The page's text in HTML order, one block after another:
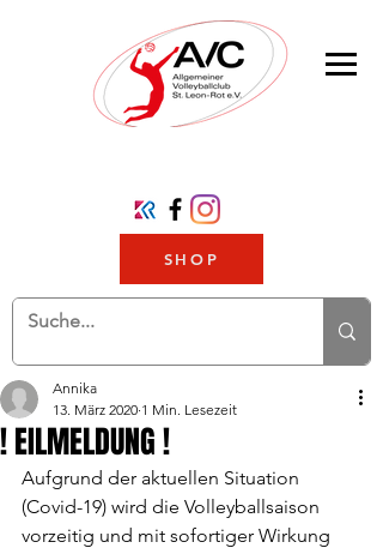
SHOP
! EILMELDUNG !
Annika
13. März 2020 1 Min. Lesezeit
Aufgrund der aktuellen Situation
(Covid-19) wird die Volleyballsaison
vorzeitig und mit sofortiger Wirkung